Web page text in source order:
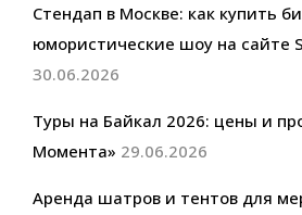
Стендап в Москве: как купить
юмористические шоу на сайте
30.06.2026
Туры на Байкал 2026: цены и
Момента» 29.06.2026
Аренда шатров и тентов для